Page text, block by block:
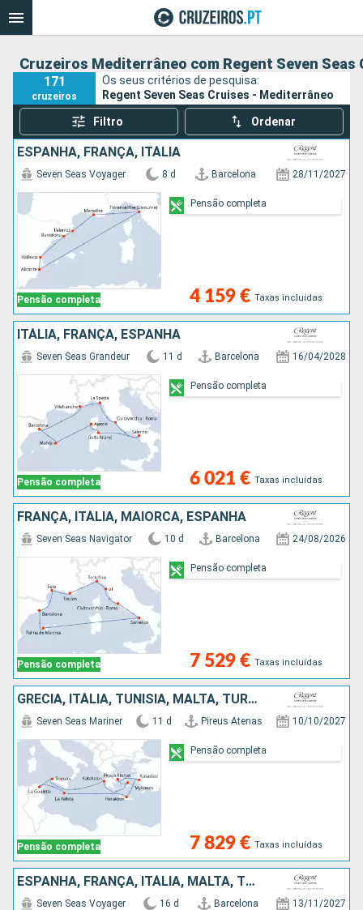
Cruzeiros Mediterrâneo com Regent Seven Seas
171
cruzeiros
Os seus critérios de pesquisa:
Regent Seven Seas Cruises - Mediterrâneo
Filtro Ordenar
ESPANHA, FRANÇA, ITÁLIA
Pensão completa
Seven Seas Voyager 8 d Barcelona 28/11/2027
4 159 € Taxas incluídas
Pensão completa
ITÁLIA, FRANÇA, ESPANHA
Pensão completa
Seven Seas Grandeur 11 d Barcelona 16/04/2028
6 021 € Taxas incluídas
Pensão completa
FRANÇA, ITÁLIA, MAIORCA, ESPANHA
Pensão completa
Seven Seas Navigator 10 d Barcelona 24/08/2026
7 529 € Taxas incluídas
Pensão completa
GRÉCIA, ITÁLIA, TUNÍSIA, MALTA, TURQUIA
Pensão completa
Seven Seas Mariner 11 d Pireus Atenas 10/10/2027
7 829 € Taxas incluídas
Pensão completa
ESPANHA, FRANÇA, ITÁLIA, MALTA, TUNÍSIA, MAIORCA
Seven Seas Voyager 16 d Barcelona 13/11/2027